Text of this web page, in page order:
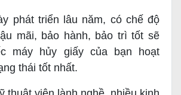
phát triển lâu năm, có chế độ
mãi, bảo hành, bảo trì tốt sẽ
máy hủy giấy của bạn hoạt
thái tốt nhất.